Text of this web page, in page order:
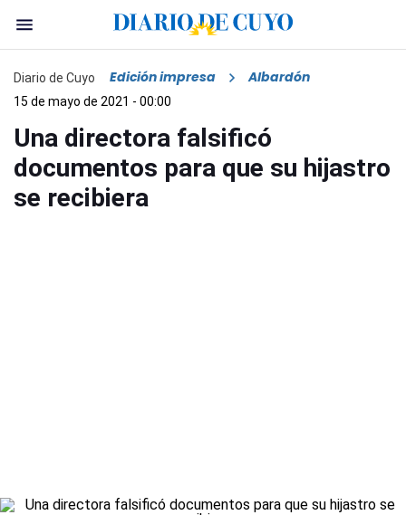
Diario de Cuyo Edición impresa Albardón
15 de mayo de 2021 - 00:00
Una directora falsificó
documentos para que su hijastro
se recibiera